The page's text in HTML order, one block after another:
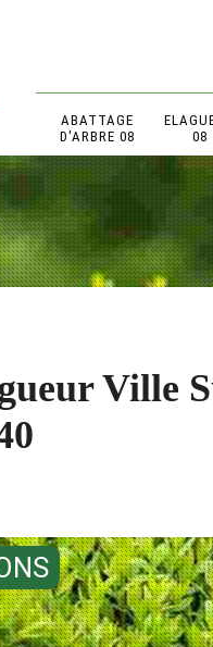
ABATTAGE
D'ARBRE 08
08
Ville